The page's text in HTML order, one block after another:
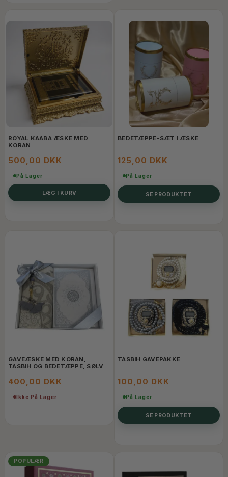
ROYAL KAABA ÆSKE MED
KORAN
500,00 DKK
På Lager
LÆG I KURV
BEDETÆPPE-SÆT I ÆSKE
125,00 DKK
På Lager
SE PRODUKTET
GAVEÆSKE MED KORAN,
TASBIH OG BEDETÆPPE, SØLV
400,00 DKK
Ikke På Lager
TASBIH GAVEPAKKE
100,00 DKK
På Lager
SE PRODUKTET
POPULÆR